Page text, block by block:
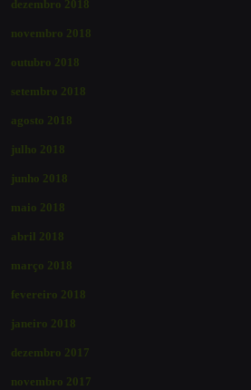
dezembro 2018
novembro 2018
outubro 2018
setembro 2018
agosto 2018
julho 2018
junho 2018
maio 2018
abril 2018
março 2018
fevereiro 2018
janeiro 2018
dezembro 2017
novembro 2017